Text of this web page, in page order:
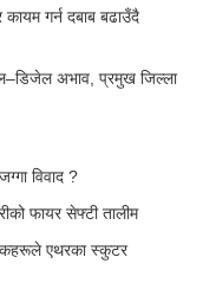
गर्न दबाब बढाउँदै
अभाव, प्रमुख जिल्ला
विवाद ?
फायर सेफ्टी तालीम
एथरका स्कुटर